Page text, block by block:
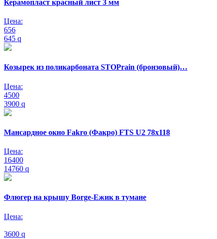
Керамопласт красный лист 3 мм
Цена:
656
645 q
Козырек из поликарбоната STOPrain (бронзовый)…
Цена:
4500
3900 q
Мансардное окно Fakro (Факро) FTS U2 78х118
Цена:
16400
14760 q
Флюгер на крышу Borge-Ежик в тумане
Цена:
3600 q